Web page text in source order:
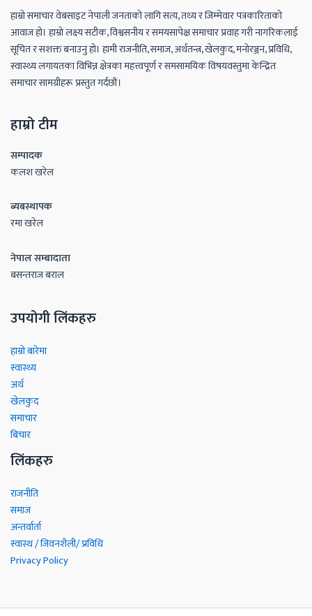
हाम्रो समाचार वेबसाइट नेपाली जनताको लागि सत्य, तथ्य र जिम्मेवार पत्रकारिताको
आवाज हो। हाम्रो लक्ष्य सटीक, विश्वसनीय र समयसापेक्ष समाचार प्रवाह गरी नागरिकलाई
सूचित र सशक्त बनाउनु हो। हामी राजनीति, समाज, अर्थतन्त्र, खेलकुद, मनोरञ्जन, प्रविधि,
स्वास्थ्य लगायतका विभिन्न क्षेत्रका महत्त्वपूर्ण र समसामयिक विषयवस्तुमा केन्द्रित
समाचार सामग्रीहरू प्रस्तुत गर्दछौं।
हाम्रो टीम
सम्पादक
कलश खरेल
ब्यबस्थापक
रमा खरेल
नेपाल सम्बादाता
बसन्तराज बराल
उपयोगी लिंकहरु
हाम्रो बारेमा
स्वास्थ्य
अर्थ
खेलकुद
समाचार
बिचार
लिंकहरु
राजनीति
समाज
अन्तर्वार्ता
स्वास्थ / जिवनशैली/ प्रविधि
Privacy Policy